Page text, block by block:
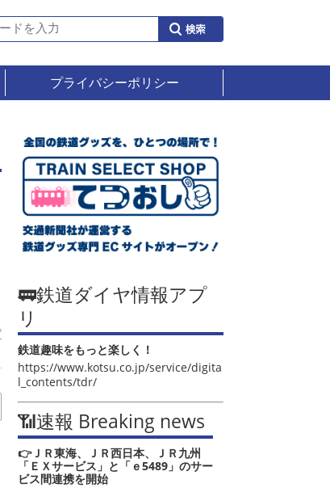
プライバシーポリシー
🚃鉄道ダイヤ情報アプ
リ
鉄道趣味をもっと楽しく！
https://www.kotsu.co.jp/service/digita
l_contents/tdr/
📶速報 Breaking news
👉ＪＲ東海、ＪＲ西日本、ＪＲ九州
「ＥＸサービス」と「ｅ5489」のサー
ビス間連携を開始